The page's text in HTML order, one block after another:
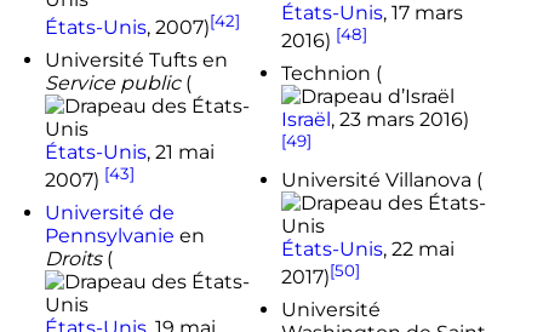
États-Unis, 2007)[42]
Université Tufts en
Service public(
États-Unis, 21 mai
2007) [43]
Université de
Pennsylvanie en
Droits(
États-Unis, 17 mars
2016) [48]
Technion (
Israël , 23 mars 2016)
[49]
Université Villanova (
États-Unis, 22 mai
2017)[50]
Université